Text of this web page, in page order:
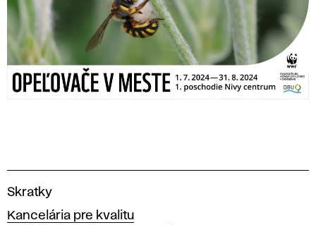
V
s
Skratky
Kancelária pre kvalitu